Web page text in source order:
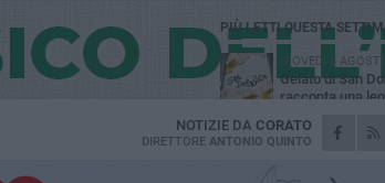
NOTIZIE DA CORATO
DIRETTORE ANTONIO QUINTO
PIÙ LETTI QUESTA
GIOVEDÌ 6
Gelato di San
racconta una
VENERDÌ 7 AGOSTO
Uomo fermato in